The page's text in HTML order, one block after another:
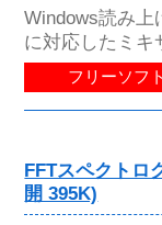
Windows読み上
に対応したミキ
フリーソフト
FFTスペクトロ
開 395K)